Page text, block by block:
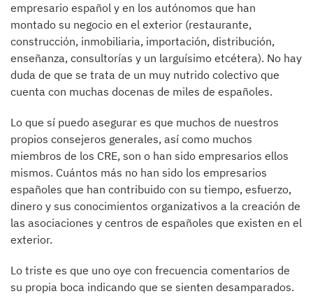
empresario español y en los autónomos que han
montado su negocio en el exterior (restaurante,
construcción, inmobiliaria, importación, distribución,
enseñanza, consultorías y un larguísimo etcétera). No hay
duda de que se trata de un muy nutrido colectivo que
cuenta con muchas docenas de miles de españoles.
Lo que sí puedo asegurar es que muchos de nuestros
propios consejeros generales, así como muchos
miembros de los CRE, son o han sido empresarios ellos
mismos. Cuántos más no han sido los empresarios
españoles que han contribuido con su tiempo, esfuerzo,
dinero y sus conocimientos organizativos a la creación de
las asociaciones y centros de españoles que existen en el
exterior.
Lo triste es que uno oye con frecuencia comentarios de
su propia boca indicando que se sienten desamparados.